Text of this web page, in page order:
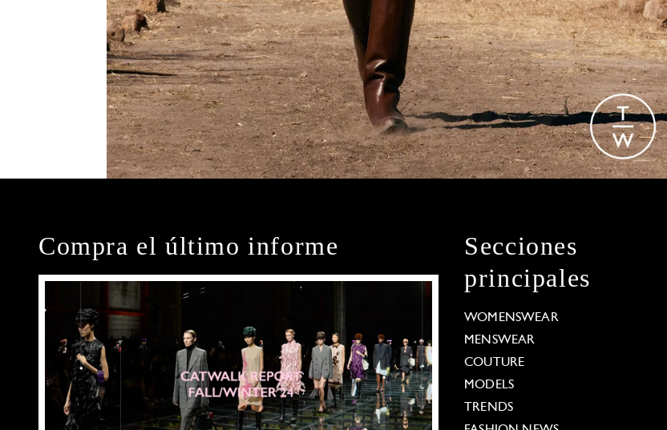
Compra el último informe
Secciones
principales
WOMENSWEAR
MENSWEAR
COUTURE
MODELS
TRENDS